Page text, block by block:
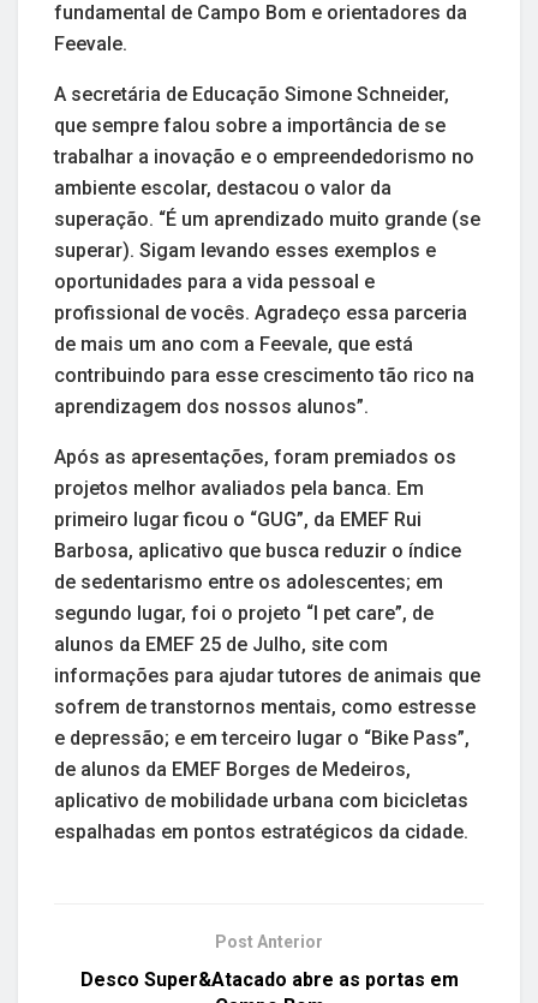
fundamental de Campo Bom e orientadores da
Feevale.
A secretária de Educação Simone Schneider,
que sempre falou sobre a importância de se
trabalhar a inovação e o empreendedorismo no
ambiente escolar, destacou o valor da
superação. “É um aprendizado muito grande (se
superar). Sigam levando esses exemplos e
oportunidades para a vida pessoal e
profissional de vocês. Agradeço essa parceria
de mais um ano com a Feevale, que está
contribuindo para esse crescimento tão rico na
aprendizagem dos nossos alunos”.
Após as apresentações, foram premiados os
projetos melhor avaliados pela banca. Em
primeiro lugar ficou o “GUG”, da EMEF Rui
Barbosa, aplicativo que busca reduzir o índice
de sedentarismo entre os adolescentes; em
segundo lugar, foi o projeto “I pet care”, de
alunos da EMEF 25 de Julho, site com
informações para ajudar tutores de animais que
sofrem de transtornos mentais, como estresse
e depressão; e em terceiro lugar o “Bike Pass”,
de alunos da EMEF Borges de Medeiros,
aplicativo de mobilidade urbana com bicicletas
espalhadas em pontos estratégicos da cidade.
Post Anterior
Desco Super&Atacado abre as portas em